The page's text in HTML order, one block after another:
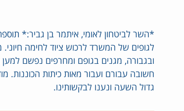
*השר לביטחון לאומי, איתמר בן גביר:*
לגופים של המשרד לרכוש ציוד לחימה
ובגבורה, מגנים בגופם ומחרפים נפשם
חשובה עבורם ועבור מאות כיתות
גדול השעה ונענו לבקשותינו.